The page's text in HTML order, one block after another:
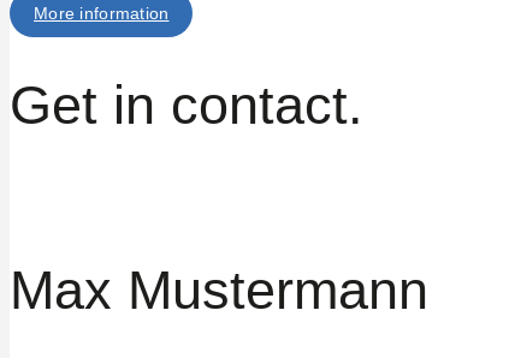
More information
Get in contact.
Max Mustermann